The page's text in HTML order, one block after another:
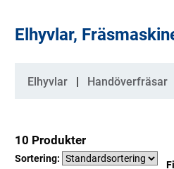
Elhyvlar,
Kategorier
Elhyvlar Handöverfräsar
10 Produkter
Sortering: